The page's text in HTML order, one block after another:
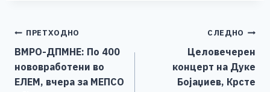
b
o
o
n
g
er
Li
n
k
Навигација
на
напис
ПРЕТХОДНО
ВМРО-ДПМНЕ: По 400
нововработени во
ЕЛЕМ, вчера за МЕПСО
СЛЕДНО
Целовечерен
концерт на Дуке
Бојаџиев, Крсте